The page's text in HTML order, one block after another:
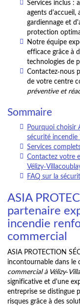
Services inclus :
agents d'accueil,
gardiennage et
protection
Notre équipe
efficace grâce à
technologies de
Contactez-nous
de votre centre
préventive et
Sommaire
Pourquoi choisir
sécurité incendie
Services
Contactez votre
Vélizy-
FAQ sur la
ASIA
partenaire
incendie
commercial
ASIA PROTECTION
incontournable dans le
commercial à Vélizy-
significative et d'une
entreprise se distingue
risques grâce à des